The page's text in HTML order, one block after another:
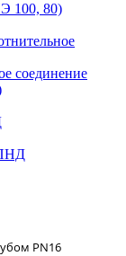
100, 80)
соединение
PN16